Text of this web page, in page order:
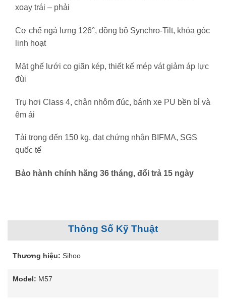
xoay trái – phải
Cơ chế ngả lưng 126°, đồng bộ Synchro-Tilt, khóa góc
linh hoạt
Mặt ghế lưới co giãn kép, thiết kế mép vát giảm áp lực
đùi
Trụ hơi Class 4, chân nhôm đúc, bánh xe PU bền bỉ và
êm ái
Tải trọng đến 150 kg, đạt chứng nhận BIFMA, SGS
quốc tế
Bảo hành chính hãng 36 tháng, đổi trả 15 ngày
Thông Số Kỹ Thuật
Thương hiệu: Sihoo
Model: M57